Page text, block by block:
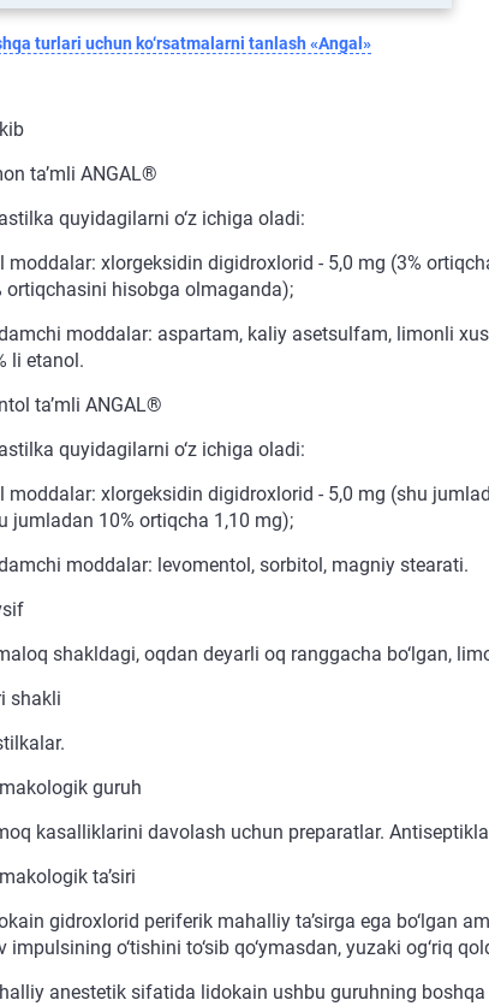
turlari uchun ko‘rsatmalarni tanlash «Angal»
ta’mli ANGAL®
quyidagilarni o‘z ichiga oladi:
moddalar: xlorgeksidin digidroxlorid - 5,0 mg (3%
ortiqchasini hisobga olmaganda);
moddalar: aspartam, kaliy asetsulfam, limonli
li etanol.
ta’mli ANGAL®
quyidagilarni o‘z ichiga oladi:
moddalar: xlorgeksidin digidroxlorid - 5,0 mg (shu
jumladan 10% ortiqcha 1,10 mg);
moddalar: levomentol, sorbitol, magniy stearati.
shakldagi, oqdan deyarli oq ranggacha bo‘lgan,
shakli
guruh
kasalliklarini davolash uchun preparatlar.
ta’siri
gidroxlorid periferik mahalliy ta’sirga ega bo‘lgan
impulsining o‘tishini to‘sib qo‘ymasdan, yuzaki og‘riq
anestetik sifatida lidokain ushbu guruhning boshqa